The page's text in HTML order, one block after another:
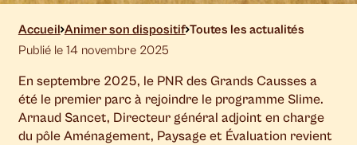
Accueil Animer son dispositif Toutes les actualités
Publié le 14 novembre 2025
En septembre 2025, le PNR des Grands Causses a
été le premier parc à rejoindre le programme Slime.
Arnaud Sancet, Directeur général adjoint en charge
du pôle Aménagement, Paysage et Évaluation revient